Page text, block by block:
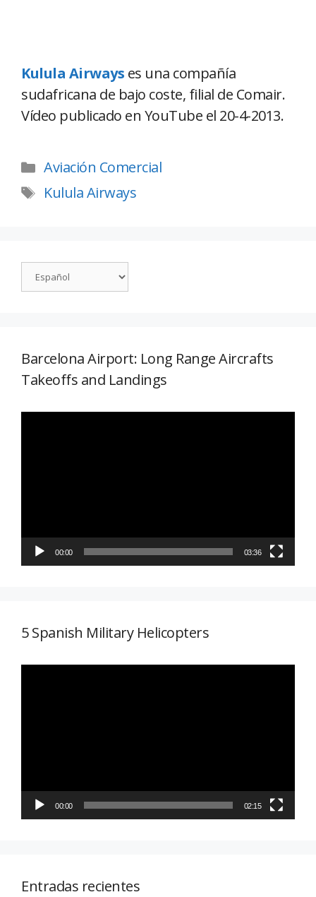
Kulula Airways es una compañía
sudafricana de bajo coste, filial de Comair.
Vídeo publicado en YouTube el 20-4-2013.
Aviación Comercial
Kulula Airways
Barcelona Airport: Long Range Aircrafts
Takeoffs and Landings
00:00 03:36
5 Spanish Military Helicopters
00:00 02:15
Entradas recientes